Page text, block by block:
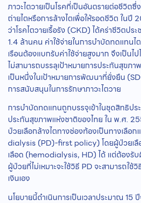
ภาวะไตวายเป็นโรคที่เป็นอันตรายต่อชีวิต
ถ่ายไตหรือการล้างไตเพื่อให้รอดชีวิต ในปี
ว่าโรคไตวายเรื้อรัง (CKD) ได้คร่าชีวิตปร
1.4 ล้านคน ค่าใช้จ่ายในการบำบัดทดแทนไ
เรือนต้องแบกรับค่าใช้จ่ายสูงมาก จึงเป็นไป
ไม่สามารถบรรลุเป้าหมายการประกันสุขภ
เป็นหนึ่งในเป้าหมายการพัฒนาที่ยั่งยืน
การสนับสนุนในการรักษาภาวะไตวาย
การบำบัดทดแทนถูกบรรจุเข้าในชุดสิทธิปร
ประกันสุขภาพแห่งชาติของไทย ใน พ.ศ.
ป่วยเลือกล้างไตทางช่องท้องเป็นทางเลือ
dialysis (PD)-first policy) โดยผู้ป่วยเลื
เลือด (hemodialysis, HD) ได้ แต่ต้องรับ
ผู้ป่วยที่ไม่เหมาะจะใช้วิธี PD จะสามารถใช้
เงินเอง
นโยบายนี้ดำเนินการเป็นเวลาประมาณ